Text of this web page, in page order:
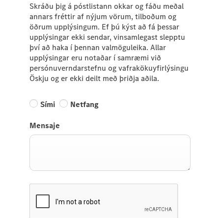
Skráðu þig á póstlistann okkar og fáðu meðal
annars fréttir af nýjum vörum, tilboðum og
öðrum upplýsingum. Ef þú kýst að fá þessar
upplýsingar ekki sendar, vinsamlegast slepptu
því að haka í þennan valmöguleika. Allar
upplýsingar eru notaðar í samræmi við
persónuverndarstefnu og vafrakökuyfirlýsingu
Öskju og er ekki deilt með þriðja aðila.
Sími Netfang
Mensaje